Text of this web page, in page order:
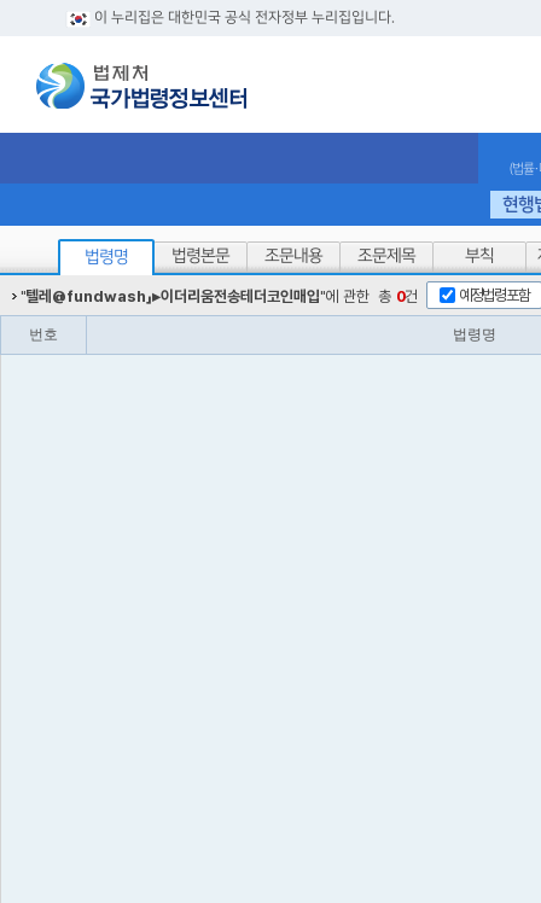
이 누리집은 대한민국 공식 전자정부 누리집입니다.
(법률
현행
법령명 법령본문 조문내용 조문제목 부칙
"텔레@fundwash」▸이더리움전송테더코인매입"에 관한 총 0건 예정법령포함
번호 법령명